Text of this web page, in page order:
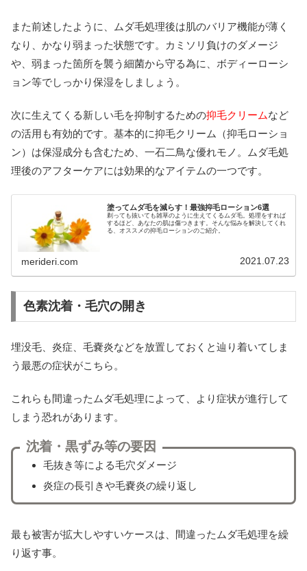
また前述したように、ムダ毛処理後は肌のバリア機能が薄く
なり、かなり弱まった状態です。カミソリ負けのダメージ
や、弱まった箇所を襲う細菌から守る為に、ボディーローシ
ョン等でしっかり保湿をしましょう。
次に生えてくる新しい毛を抑制するための抑毛クリームなど
の活用も有効的です。基本的に抑毛クリーム（抑毛ローショ
ン）は保湿成分も含むため、一石二鳥な優れモノ。ムダ毛処
理後のアフターケアには効果的なアイテムの一つです。
塗ってムダ毛を減らす！最強抑毛ローション6選
剃っても抜いても雑草のように生えてくるムダ毛。処理をすれば
するほど、あなたの肌は傷つきます。そんな悩みを解決してくれ
る、オススメの抑毛ローションのご紹介。
merideri.com 2021.07.23
色素沈着・毛穴の開き
埋没毛、炎症、毛嚢炎などを放置しておくと辿り着いてしま
う最悪の症状がこちら。
これらも間違ったムダ毛処理によって、より症状が進行して
しまう恐れがあります。
沈着・黒ずみ等の要因
毛抜き等による毛穴ダメージ
炎症の長引きや毛嚢炎の繰り返し
最も被害が拡大しやすいケースは、間違ったムダ毛処理を繰
り返す事。